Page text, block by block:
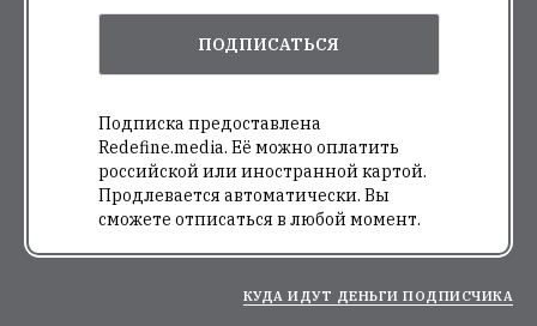
ПОДПИСАТЬСЯ
Подписка предоставлена
Redefine.media. Её можно оплатить
российской или иностранной картой.
Продлевается автоматически. Вы
сможете отписаться в любой момент.
КУДА ИДУТ ДЕНЬГИ ПОДПИСЧИКА